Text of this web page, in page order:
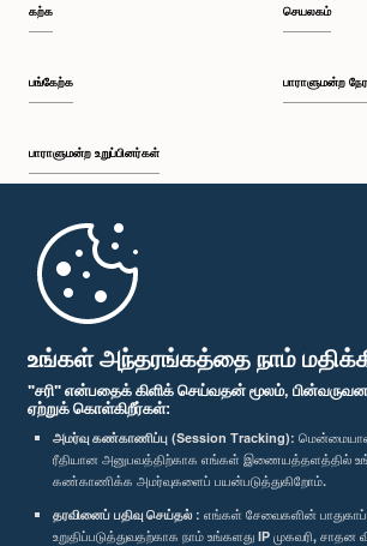
உங்கள் அந்தரங்கத்தை நாம்
"சரி" என்பதைக் கிளிக் செய்வதன் மூலம்,
ஏற்றுக் கொள்கிறீர்கள்:
அமர்வு கண்காணிப்பு (Session Tracking):
ரீதியான அனுபவத்திற்காக எங்கள் இணையத்தளத்தில்
கண்காணிக்க அமர்வுகளைப் பயன்படுத்துகிறோம்.
தரவினைப் பதிவு செய்தல் : எங்கள் சேவைகளின்
உறுதிப்படுத்துவதற்காக நாம் உங்களது IP முகவரி, சாதன
பி.ப. 12:26 - பி.ப. 12:37
பி.ப. 12:56 - பி.ப. 1:07
பி.ப. 1:07 - பி.ப. 1:14
பி.ப. 1:14 - பி.ப. 1:22
கற்க
பங்கேற்க
பாராளுமன்ற உறுப்பினர்கள்
முதற்பக்கம்
செயலகம்
பாராளுமன்ற
பாராளுமன்ற கையடக்க செயலி
எம்மை பின்தொடர்க :
விருதுகள்